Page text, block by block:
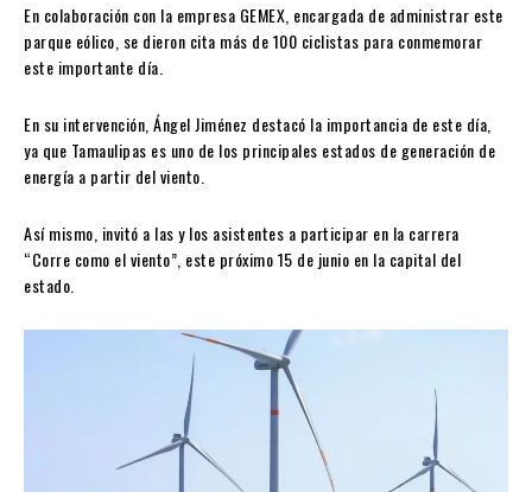
En colaboración con la empresa GEMEX, encargada de administrar este
parque eólico, se dieron cita más de 100 ciclistas para conmemorar
este importante día.
En su intervención, Ángel Jiménez destacó la importancia de este día,
ya que Tamaulipas es uno de los principales estados de generación de
energía a partir del viento.
Así mismo, invitó a las y los asistentes a participar en la carrera
“Corre como el viento”, este próximo 15 de junio en la capital del
estado.